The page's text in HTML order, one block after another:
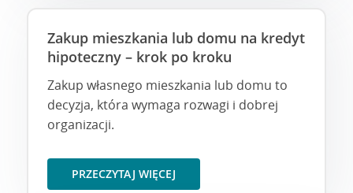
Zakup mieszkania lub domu na kredyt
hipoteczny – krok po kroku
Zakup własnego mieszkania lub domu to
decyzja, która wymaga rozwagi i dobrej
organizacji.
PRZECZYTAJ WIĘCEJ